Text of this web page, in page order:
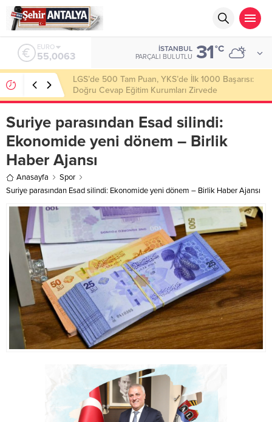
ALTIN
6.543,59
İSTANBUL
PARÇALI BULUTLU 31°C
Latif Albayrak’tan Bursa Erzurum Dernekleri
Federasyonu İçin 25 Maddelik Büyük Vizyon
Suriye parasından Esad silindi:
Ekonomide yeni dönem – Birlik
Haber Ajansı
Anasayfa
Spor
Suriye parasından Esad silindi: Ekonomide yeni dönem – Birlik Haber Ajansı